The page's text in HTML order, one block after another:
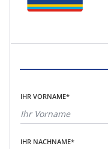
IHR VORNAME*
IHR NACHNAME*